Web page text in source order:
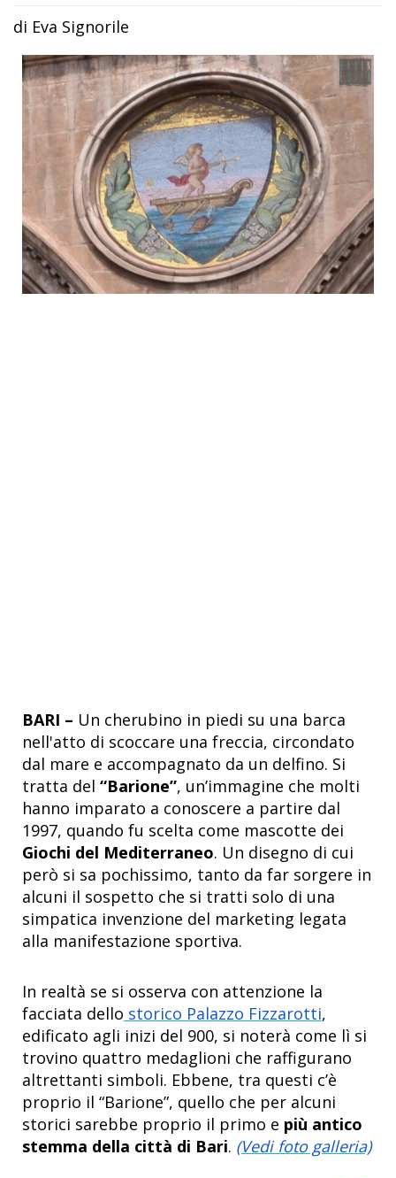
di Eva Signorile
BARI – Un cherubino in piedi su una barca
nell'atto di scoccare una freccia, circondato
dal mare e accompagnato da un delfino. Si
tratta del “Barione”, un’immagine che molti
hanno imparato a conoscere a partire dal
1997, quando fu scelta come mascotte dei
Giochi del Mediterraneo. Un disegno di cui
però si sa pochissimo, tanto da far sorgere in
alcuni il sospetto che si tratti solo di una
simpatica invenzione del marketing legata
alla manifestazione sportiva.
In realtà se si osserva con attenzione la
facciata dello storico Palazzo Fizzarotti,
edificato agli inizi del 900, si noterà come lì si
trovino quattro medaglioni che raffigurano
altrettanti simboli. Ebbene, tra questi c’è
proprio il “Barione”, quello che per alcuni
storici sarebbe proprio il primo e più antico
stemma della città di Bari. (Vedi foto galleria)